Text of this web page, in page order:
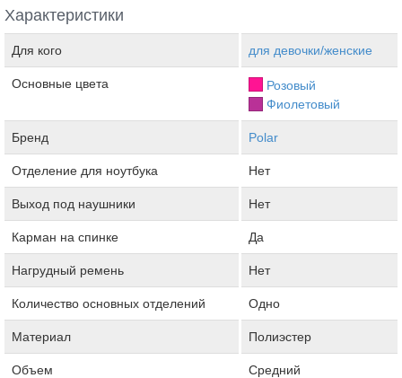
Характеристики
Для кого для девочки/женские
Основные цвета
Розовый
Фиолетовый
Бренд Polar
Отделение для ноутбука Нет
Выход под наушники Нет
Карман на спинке Да
Нагрудный ремень Нет
Количество основных отделений Одно
Материал Полиэстер
Объем Средний